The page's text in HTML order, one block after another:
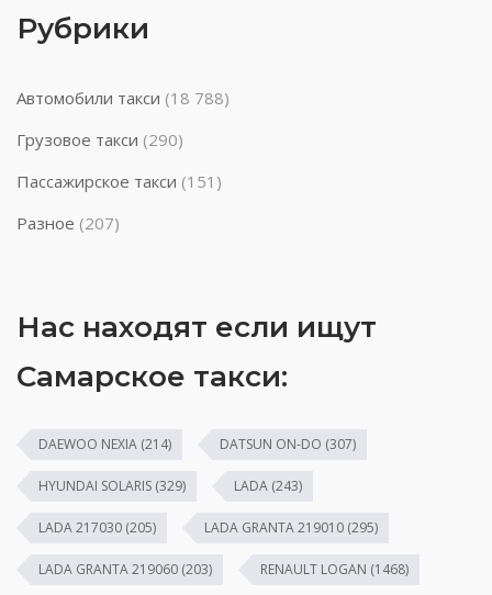
Рубрики
Автомобили такси (18 788)
Грузовое такси (290)
Пассажирское такси (151)
Разное (207)
Нас находят если ищут
Самарское такси:
DAEWOO NEXIA (214) DATSUN ON-DO (307)
HYUNDAI SOLARIS (329) LADA (243)
LADA 217030 (205) LADA GRANTA 219010 (295)
LADA GRANTA 219060 (203) RENAULT LOGAN (1468)